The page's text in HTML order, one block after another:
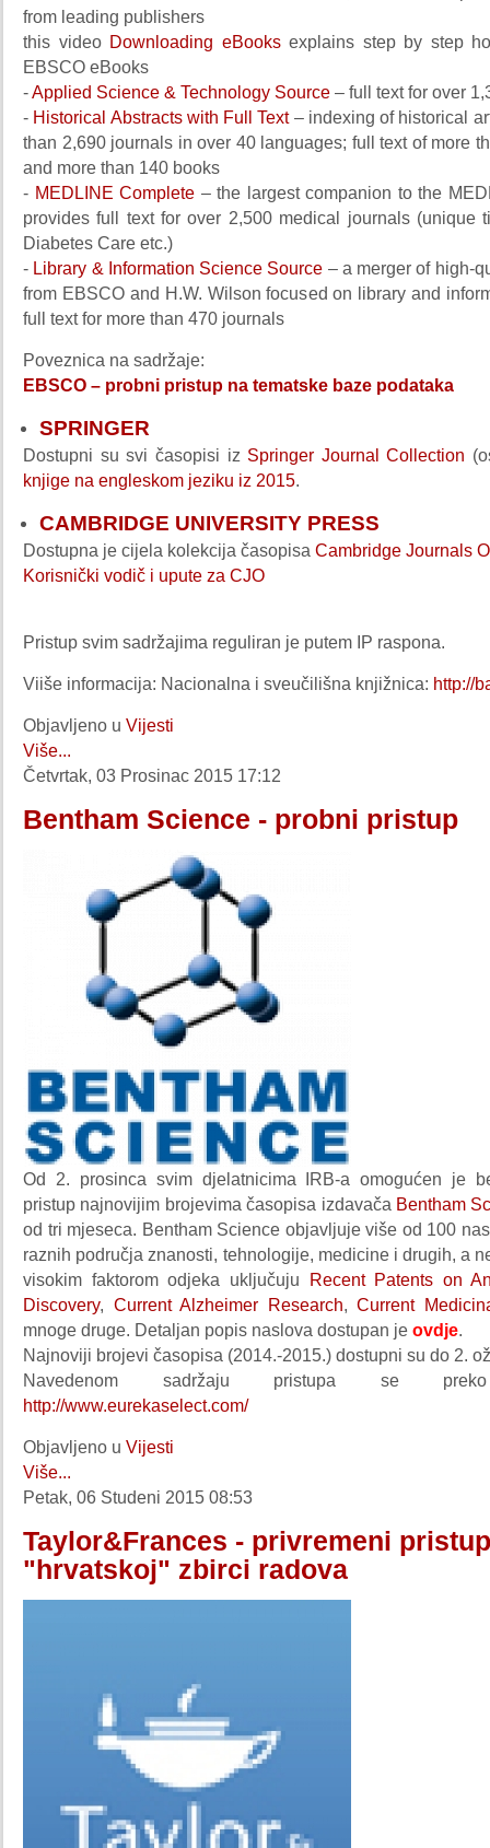
from leading publishers
this video Downloading eBooksexplains step by step
EBSCO eBooks
-Applied Science & Technology Source – full text for over
- Historical Abstracts with Full Text– indexing of historical
than 2,690 journals in over 40 languages; full text of more
and more than 140 books
- MEDLINE Complete – the largest companion to the
provides full text for over 2,500 medical journals (unique
Diabetes Care etc.)
- Library & Information Science Source – a merger of high-
from EBSCO and H.W. Wilson focused on library and
full text for more than 470 journals
Poveznica na sadržaje:
EBSCO – probni pristup na tematske baze podataka
SPRINGER
Dostupni su svi časopisi iz Springer Journal Collection
knjige na engleskom jeziku iz 2015.
CAMBRIDGE UNIVERSITY PRESS
Dostupna je cijela kolekcija časopisa Cambridge Journals
Korisnički vodič i upute za CJO
Pristup svim sadržajima reguliran je putem IP raspona.
Viiše informacija: Nacionalna i sveučilišna knjižnica: http://
Objavljeno u Vijesti
Više...
Četvrtak, 03 Prosinac 2015 17:12
Bentham Science - probni pristup
Od 2. prosinca svim djelatnicima IRB-a omogućen je
pristup najnovijim brojevima časopisa izdavača Bentham
od tri mjeseca. Bentham Science objavljuje više od 100
raznih područja znanosti, tehnologije, medicine i drugih, a
visokim faktorom odjeka uključuju Recent Patents on
Discovery, Current Alzheimer Research,Current
mnoge druge. Detaljan popis naslova dostupan je ovdje.
Najnoviji brojevi časopisa (2014.-2015.) dostupni su do 2.
Navedenom sadržaju pristupa se
http://www.eurekaselect.com/
Objavljeno u Vijesti
Više...
Petak, 06 Studeni 2015 08:53
Taylor&Frances - privremeni pristup
"hrvatskoj" zbirci radova